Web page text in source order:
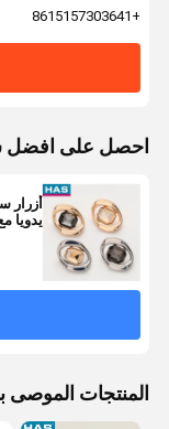
+8615157303641
احصل على افضل
يدويا
المنتجات الموصى